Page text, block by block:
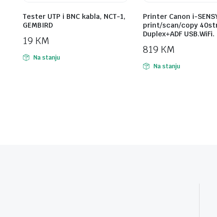
Tester UTP i BNC kabla, NCT-1,
GEMBIRD
19 KM
Na stanju
Printer Canon i-
print/scan/copy
Duplex+ADF USB.WiFi.
819 KM
Na stanju